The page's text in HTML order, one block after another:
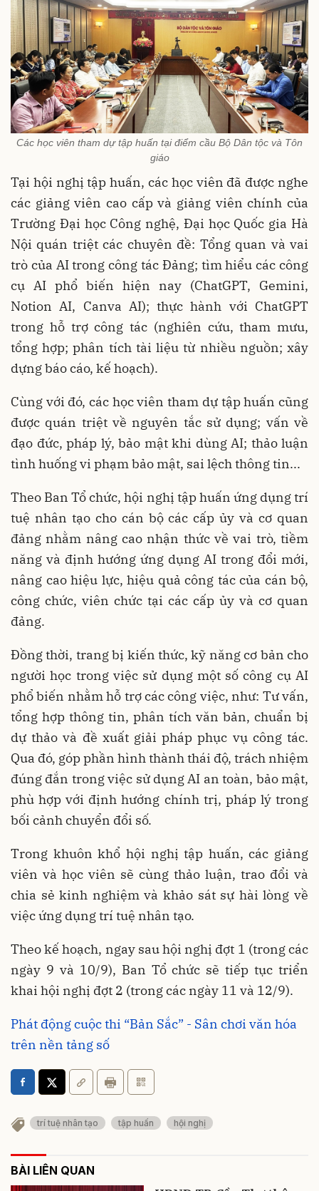
Các học viên tham dự tập huấn tại điểm cầu Bộ Dân tộc và Tôn
giáo
Tại hội nghị tập huấn, các học viên đã được nghe
các giảng viên cao cấp và giảng viên chính của
Trường Đại học Công nghệ, Đại học Quốc gia Hà
Nội quán triệt các chuyên đề: Tổng quan và vai
trò của AI trong công tác Đảng; tìm hiểu các công
cụ AI phổ biến hiện nay (ChatGPT, Gemini,
Notion AI, Canva AI); thực hành với ChatGPT
trong hỗ trợ công tác (nghiên cứu, tham mưu,
tổng hợp; phân tích tài liệu từ nhiều nguồn; xây
dựng báo cáo, kế hoạch).
Cùng với đó, các học viên tham dự tập huấn cũng
được quán triệt về nguyên tắc sử dụng; vấn về
đạo đức, pháp lý, bảo mật khi dùng AI; thảo luận
tình huống vi phạm bảo mật, sai lệch thông tin...
Theo Ban Tổ chức, hội nghị tập huấn ứng dụng trí
tuệ nhân tạo cho cán bộ các cấp ủy và cơ quan
đảng nhằm nâng cao nhận thức về vai trò, tiềm
năng và định hướng ứng dụng AI trong đổi mới,
nâng cao hiệu lực, hiệu quả công tác của cán bộ,
công chức, viên chức tại các cấp ủy và cơ quan
đảng.
Đồng thời, trang bị kiến thức, kỹ năng cơ bản cho
người học trong việc sử dụng một số công cụ AI
phổ biến nhằm hỗ trợ các công việc, như: Tư vấn,
tổng hợp thông tin, phân tích văn bản, chuẩn bị
dự thảo và đề xuất giải pháp phục vụ công tác.
Qua đó, góp phần hình thành thái độ, trách nhiệm
đúng đắn trong việc sử dụng AI an toàn, bảo mật,
phù hợp với định hướng chính trị, pháp lý trong
bối cảnh chuyển đổi số.
Trong khuôn khổ hội nghị tập huấn, các giảng
viên và học viên sẽ cùng thảo luận, trao đổi và
chia sẻ kinh nghiệm và khảo sát sự hài lòng về
việc ứng dụng trí tuệ nhân tạo.
Theo kế hoạch, ngay sau hội nghị đợt 1 (trong các
ngày 9 và 10/9), Ban Tổ chức sẽ tiếp tục triển
khai hội nghị đợt 2 (trong các ngày 11 và 12/9).
Phát động cuộc thi “Bản Sắc” - Sân chơi văn hóa
trên nền tảng số
trí tuệ nhân tạo tập huấn hội nghị
BÀI LIÊN QUAN